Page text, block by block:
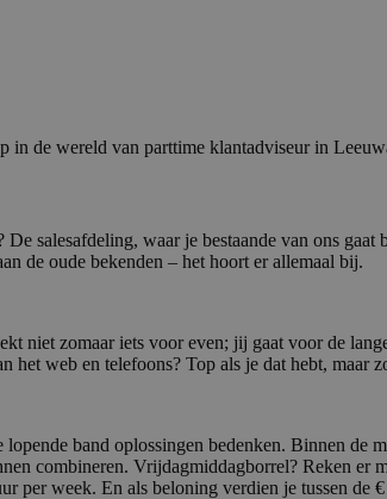
in de wereld van parttime klantadviseur in
salesafdeling, waar je bestaande van ons
de oude bekenden – het hoort er allemaal bij.
niet zomaar iets voor even; jij gaat voor de
web en telefoons? Top als je dat hebt, maar
band oplossingen bedenken. Binnen de
combineren. Vrijdagmiddagborrel? Reken er
per week. En als beloning verdien je tussen de